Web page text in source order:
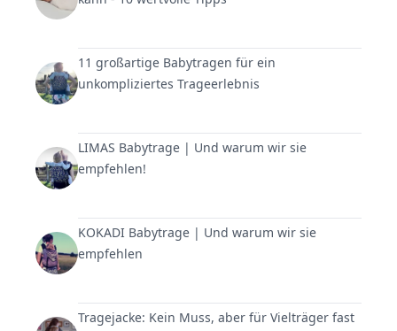
11 großartige Babytragen für ein
unkompliziertes Trageerlebnis
LIMAS Babytrage | Und warum wir sie
empfehlen!
KOKADI Babytrage | Und warum wir sie
empfehlen
Tragejacke: Kein Muss, aber für Vielträger fast